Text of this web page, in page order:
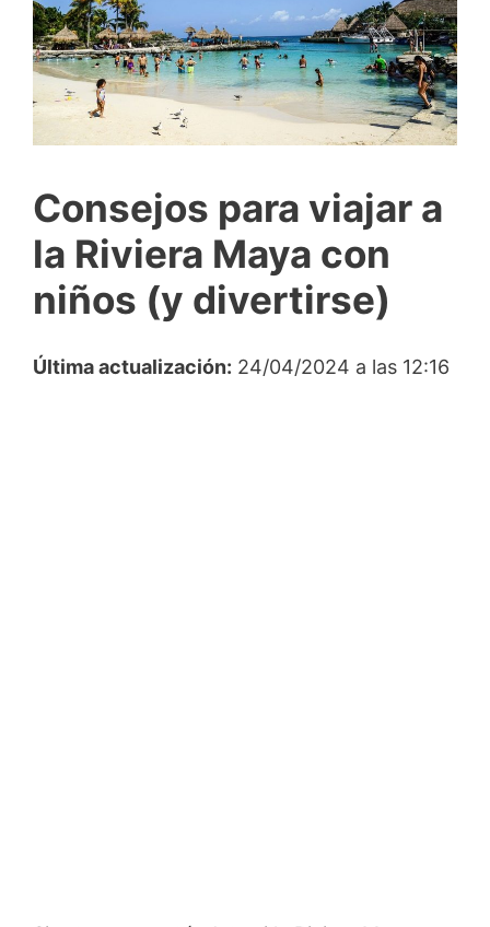
Consejos para viajar a
la Riviera Maya con
niños (y divertirse)
Última actualización: 24/04/2024 a las 12:16